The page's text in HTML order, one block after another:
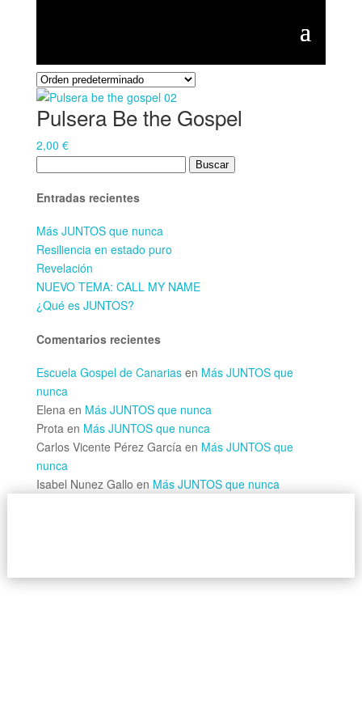
Pulsera Be the Gospel
2,00 €
Entradas recientes
Más JUNTOS que nunca
Resiliencia en estado puro
Revelación
NUEVO TEMA: CALL MY NAME
¿Qué es JUNTOS?
Comentarios recientes
Escuela Gospel de Canariasen Más JUNTOS que
nunca
Elenaen Más JUNTOS que nunca
Protaen Más JUNTOS que nunca
Carlos Vicente Pérez Garcíaen Más JUNTOS que
nunca
Isabel Nunez Gallo en Más JUNTOS que nunca